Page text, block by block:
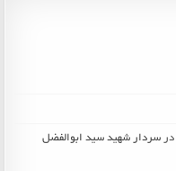
درسردار شهید سید ابوالفضل